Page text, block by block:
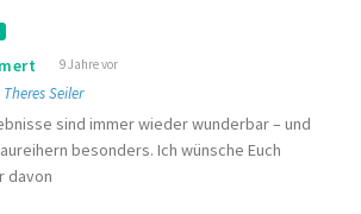
9 Jahre vor
Theres Seiler
sind immer wieder wunderbar – und
besonders. Ich wünsche Euch
davon